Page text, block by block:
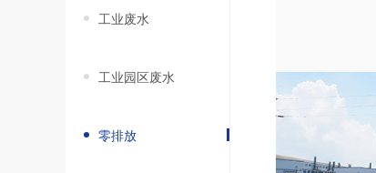
工业废水
工业园区废水
零排放